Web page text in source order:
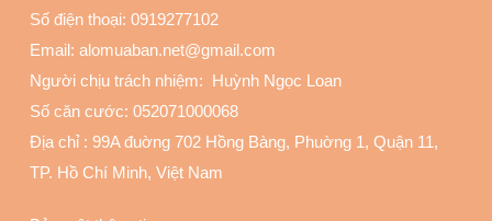
Số điện thoại: 0919277102
Email: alomuaban.net@gmail.com
Người chịu trách nhiệm: Huỳnh Ngọc Loan
Số căn cước: 052071000068
Địa chỉ : 99A đuờng 702 Hồng Bàng, Phuờng 1, Quận 11,
TP. Hồ Chí Minh, Việt Nam